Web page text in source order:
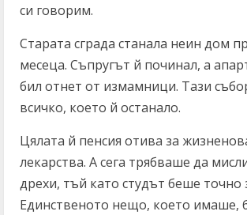
си говорим.
Старата сграда станала неин дом
месеца. Съпругът й починал, а
бил отнет от измамници. Тази
всичко, което й останало.
Цялата й пенсия отива за
лекарства. А сега трябваше да
дрехи, тъй като студът беше точно
Единственото нещо, което имаше,